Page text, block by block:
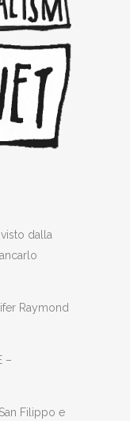
dalla
Raymond
–
Filippo e